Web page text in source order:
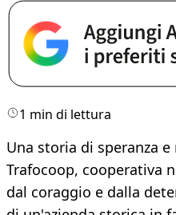
1 min di lettura
Una storia di speranza
Trafocoop, cooperativa
dal coraggio e dalla